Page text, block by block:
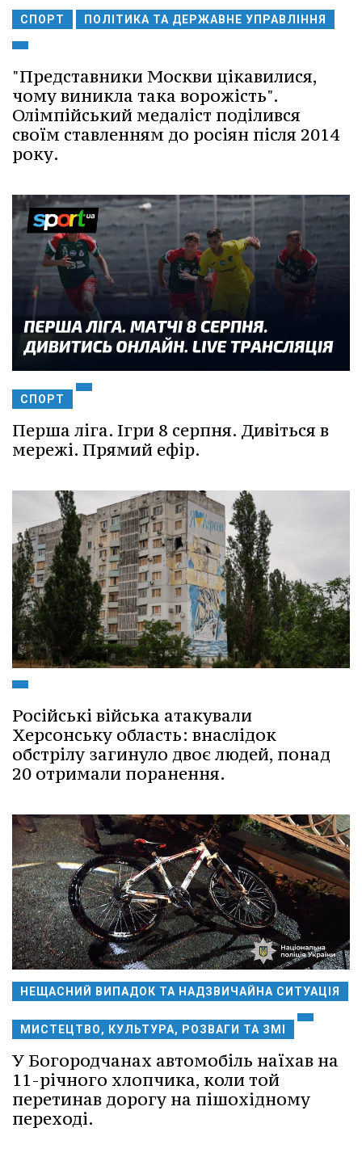
СПОРТ ПОЛІТИКА ТА ДЕРЖАВНЕ УПРАВЛІННЯ
"Представники Москви цікавилися,
чому виникла така ворожість".
Олімпійський медаліст поділився
своїм ставленням до росіян після 2014
року.
СПОРТ
Перша ліга. Ігри 8 серпня. Дивіться в
мережі. Прямий ефір.
Російські війська атакували
Херсонську область: внаслідок
обстрілу загинуло двоє людей, понад
20 отримали поранення.
НЕЩАСНИЙ ВИПАДОК ТА НАДЗВИЧАЙНА СИТУАЦІЯ
МИСТЕЦТВО, КУЛЬТУРА, РОЗВАГИ ТА ЗМІ
У Богородчанах автомобіль наїхав на
11-річного хлопчика, коли той
перетинав дорогу на пішохідному
переході.